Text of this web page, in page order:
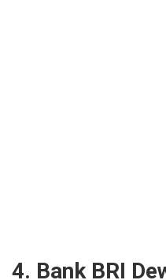
4. Bank BRI